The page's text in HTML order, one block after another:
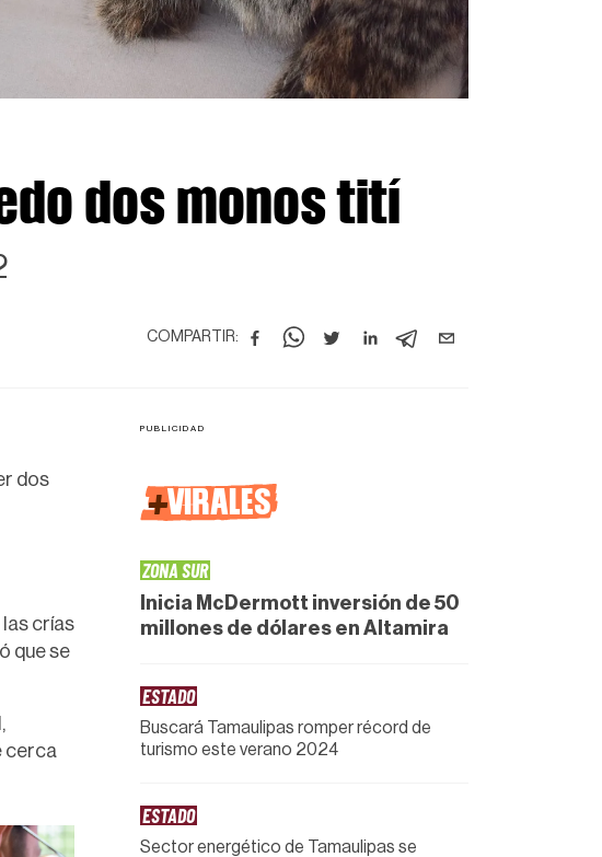
dos monos tití
COMPARTIR:
dos
las crías
que se
cerca
+VIRALES
ZONA SUR
Inicia McDermott inversión de 50
millones de dólares en Altamira
ESTADO
Buscará Tamaulipas romper récord de
turismo este verano 2024
ESTADO
Sector energético de Tamaulipas se